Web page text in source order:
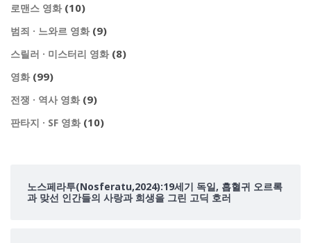
로맨스 영화(10)
범죄 · 느와르 영화(9)
스릴러 · 미스터리 영화(8)
영화(99)
전쟁 · 역사 영화(9)
판타지 · SF 영화(10)
노스페라투(Nosferatu,2024):19세기 독일, 흡혈귀 오르록
과 맞선 인간들의 사랑과 희생을 그린 고딕 호러